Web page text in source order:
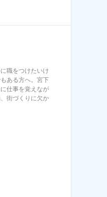
職をつけたいけ
ある方へ。宮下
仕事を覚えなが
街づくりに欠か